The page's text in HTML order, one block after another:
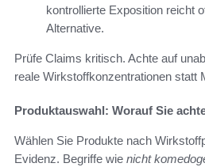
kontrollierte Exposition reicht
Alternative.
Prüfe Claims kritisch. Achte auf
reale Wirkstoffkonzentrationen statt
Produktauswahl: Worauf Sie
Wählen Sie Produkte nach
Evidenz. Begriffe wie nicht